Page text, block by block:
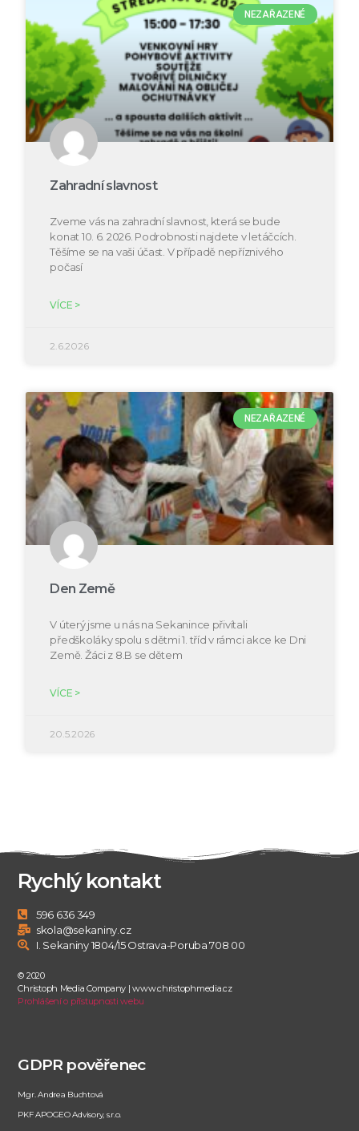
NEZAŘAZENÉ
Zahradní slavnost
Zveme vás na zahradní slavnost, která se bude
konat 10. 6. 2026. Podrobnosti najdete v letáčcích.
Těšíme se na vaši účast. V případě nepříznivého
počasí
VÍCE >
2.6.2026
NEZAŘAZENÉ
Den Země
V úterý jsme u nás na Sekanince přivítali
předškoláky spolu s dětmi 1. tříd v rámci akce ke Dni
Země. Žáci z 8.B se dětem
VÍCE >
20.5.2026
Rychlý kontakt
596 636 349
skola@sekaniny.cz
I. Sekaniny 1804/15 Ostrava-Poruba 708 00
© 2020
Christoph Media Company | www.christophmedia.cz
Prohlášení o přístupnosti webu
GDPR pověřenec
Mgr. Andrea Buchtová
PKF APOGEO Advisory, s.r.o.